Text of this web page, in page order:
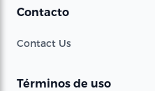
Contacto
Contact Us
Términos de uso